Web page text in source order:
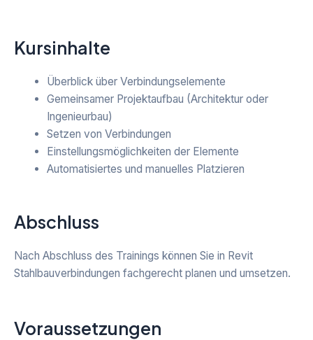
Kursinhalte
Überblick über Verbindungselemente
Gemeinsamer Projektaufbau (Architektur oder
Ingenieurbau)
Setzen von Verbindungen
Einstellungsmöglichkeiten der Elemente
Automatisiertes und manuelles Platzieren
Abschluss
Nach Abschluss des Trainings können Sie in Revit
Stahlbauverbindungen fachgerecht planen und umsetzen.
Voraussetzungen